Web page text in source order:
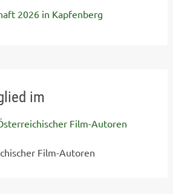
2026 in Kapfenberg
im
Film-Autoren